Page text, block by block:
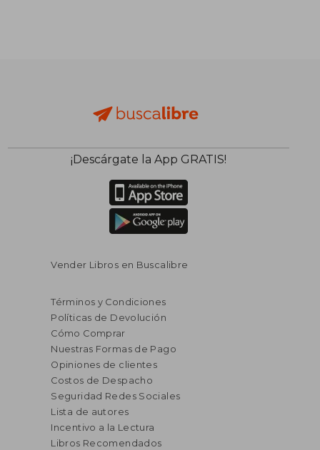
¡Descárgate la App GRATIS!
Vender Libros en Buscalibre
Términos y Condiciones
Políticas de Devolución
Cómo Comprar
Nuestras Formas de Pago
Opiniones de clientes
Costos de Despacho
Seguridad Redes Sociales
Lista de autores
Incentivo a la Lectura
Libros Recomendados